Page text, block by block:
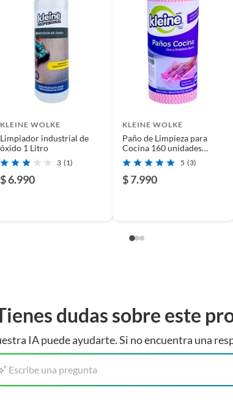
la superficie. Después de usar, enjuagar bien para
las esponjas por zona de uso, por ejemplo una
KLEINE WOLKE
Limpiador industrial de
óxido 1 Litro
3 (1)
$ 6.990
KLEINE WOLKE
Paño de Limpieza para
Cocina 160 unidades
Prepicadas 25x23 cm 36,8
m
5 (3)
$ 7.990
dudas sobre este
IA puede ayudarte. Si no encuentra una
Escribe una pregunta